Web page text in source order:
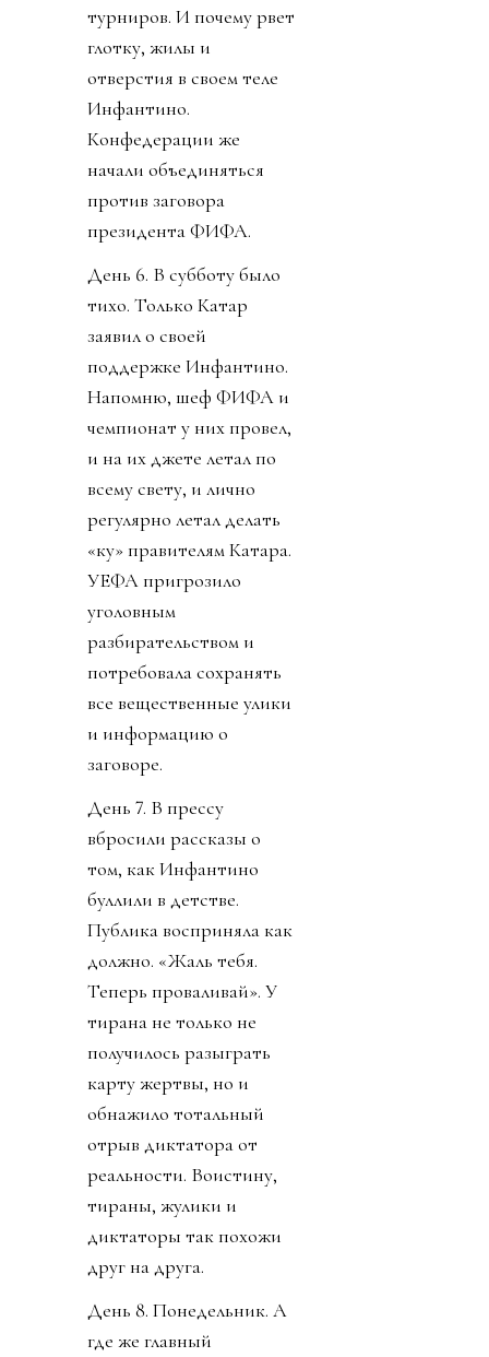
турниров. И почему рвет
глотку, жилы и
отверстия в своем теле
Инфантино.
Конфедерации же
начали объединяться
против заговора
президента ФИФА.
День 6. В субботу было
тихо. Только Катар
заявил о своей
поддержке Инфантино.
Напомню, шеф ФИФА и
чемпионат у них провел,
и на их джете летал по
всему свету, и лично
регулярно летал делать
«ку» правителям Катара.
УЕФА пригрозило
уголовным
разбирательством и
потребовала сохранять
все вещественные улики
и информацию о
заговоре.
День 7. В прессу
вбросили рассказы о
том, как Инфантино
буллили в детстве.
Публика восприняла как
должно. «Жаль тебя.
Теперь проваливай». У
тирана не только не
получилось разыграть
карту жертвы, но и
обнажило тотальный
отрыв диктатора от
реальности. Воистину,
тираны, жулики и
диктаторы так похожи
друг на друга.
День 8. Понедельник. А
где же главный